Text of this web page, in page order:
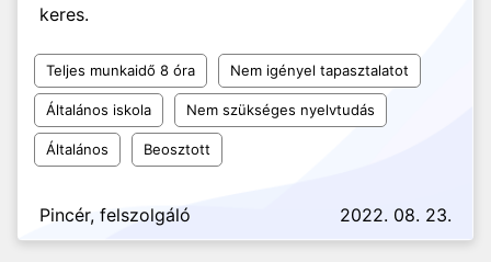
keres.
Teljes munkaidő 8 óra Nem igényel tapasztalatot
Általános iskola Nem szükséges nyelvtudás
Általános Beosztott
Pincér, felszolgáló 2022. 08. 23.